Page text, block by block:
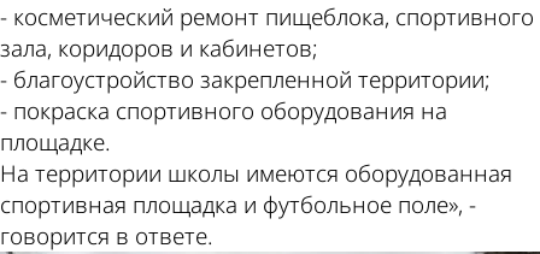
- косметический ремонт пищеблока, спортивного
зала, коридоров и кабинетов;
- благоустройство закрепленной территории;
- покраска спортивного оборудования на
площадке.
На территории школы имеются оборудованная
спортивная площадка и футбольное поле», -
говорится в ответе.